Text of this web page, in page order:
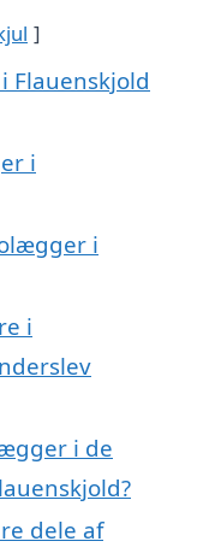
Flauenskjold
i
i
i
i de
dele af